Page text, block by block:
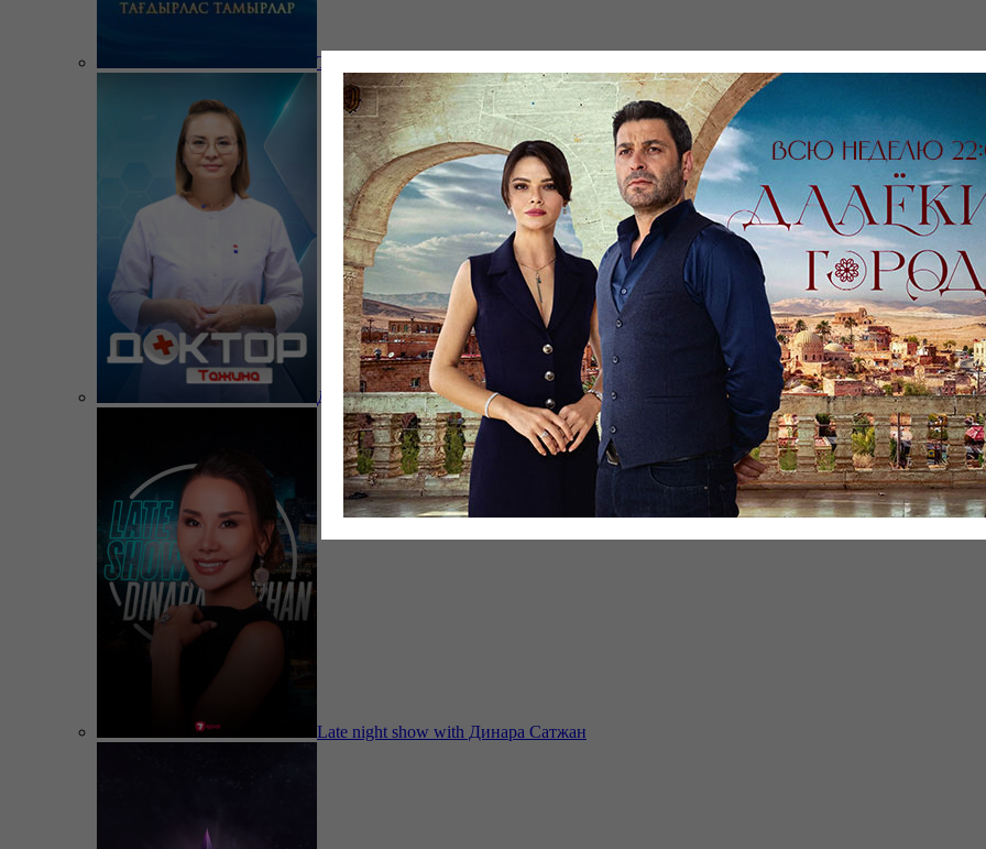
Тағдырлас тамырлар
Доктор Тажина
Late night show with Динара Сатжан